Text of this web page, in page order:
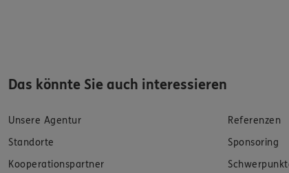
Das könnte Sie auch interessieren
Unsere Agentur
Referenzen
Standorte
Sponsoring
Kooperationspartner